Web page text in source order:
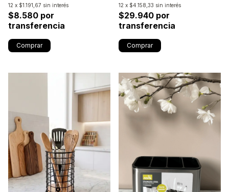
12 x $1.191,67 sin interés
$8.580 por
transferencia
12 x $4.158,33 sin interés
$29.940 por
transferencia